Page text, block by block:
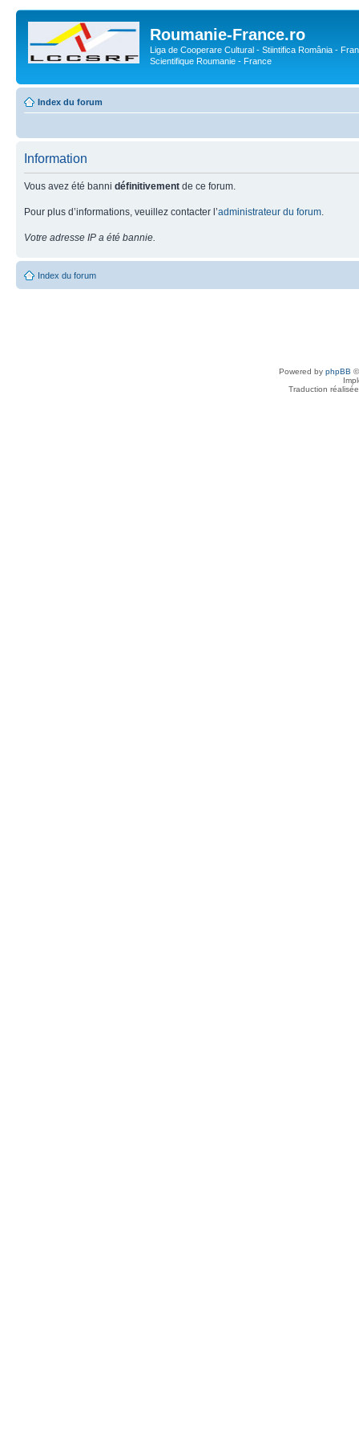
Roumanie-France.ro
Liga de Cooperare Cultural - Stiintifica România -
Scientifique Roumanie - France
Index du forum
Information
Vous avez été banni définitivement de ce forum.
Pour plus d’informations, veuillez contacter l’administrateur du forum
Votre adresse IP a été bannie.
Index du forum
Powered by phpBB
Traduction